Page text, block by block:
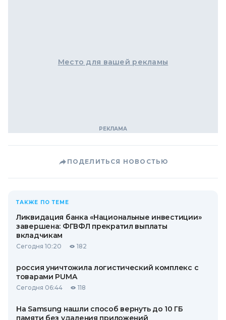
Место для вашей рекламы
ПОДЕЛИТЬСЯ НОВОСТЬЮ
ТАКЖЕ ПО ТЕМЕ
Ликвидация банка «Национальные инвестиции»
завершена: ФГВФЛ прекратил выплаты
вкладчикам
Сегодня 10:20 182
россия уничтожила логистический комплекс с
товарами PUMA
Сегодня 06:44 118
На Samsung нашли способ вернуть до 10 ГБ
памяти без удаления приложений